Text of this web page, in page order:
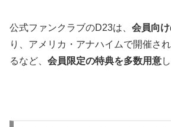
公式ファンクラブのD23は、 会員向
り、アメリカ・アナハイムで開催さ
るなど、 会員限定の特典を多数用意